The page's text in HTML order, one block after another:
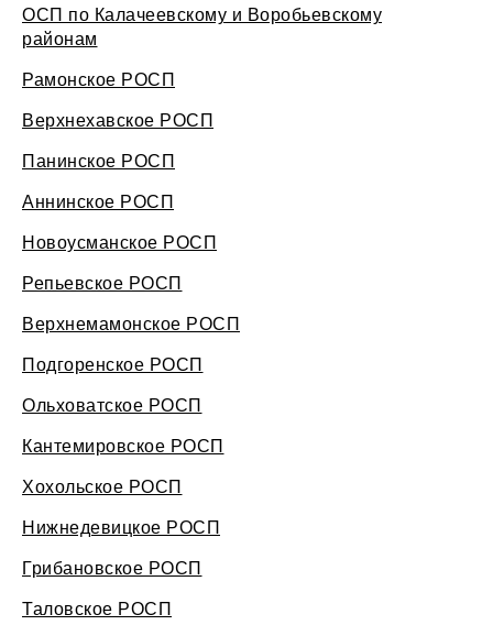
ОСП по Калачеевскому и Воробьевскому
районам
Рамонское РОСП
Верхнехавское РОСП
Панинское РОСП
Аннинское РОСП
Новоусманское РОСП
Репьевское РОСП
Верхнемамонское РОСП
Подгоренское РОСП
Ольховатское РОСП
Кантемировское РОСП
Хохольское РОСП
Нижнедевицкое РОСП
Грибановское РОСП
Таловское РОСП